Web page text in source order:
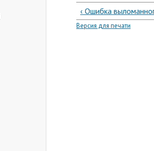
‹ Ошибка
Версия для печати